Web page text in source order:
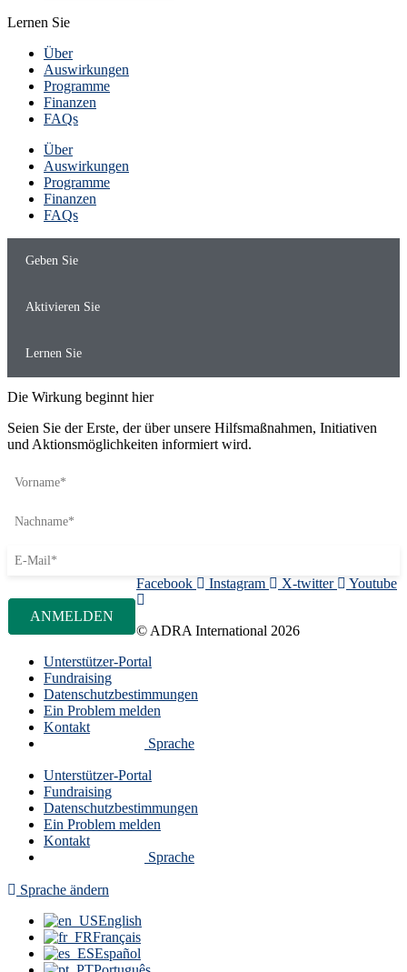
Lernen Sie
Über
Auswirkungen
Programme
Finanzen
FAQs
Über
Auswirkungen
Programme
Finanzen
FAQs
Geben Sie
Aktivieren Sie
Lernen Sie
Die Wirkung beginnt hier
Seien Sie der Erste, der über unsere Hilfsmaßnahmen, Initiativen
und Aktionsmöglichkeiten informiert wird.
Facebook Instagram X-twitter Youtube
© ADRA International 2026
Unterstützer-Portal
Fundraising
Datenschutzbestimmungen
Ein Problem melden
Kontakt
Sprache
Unterstützer-Portal
Fundraising
Datenschutzbestimmungen
Ein Problem melden
Kontakt
Sprache
Sprache ändern
English
Français
Español